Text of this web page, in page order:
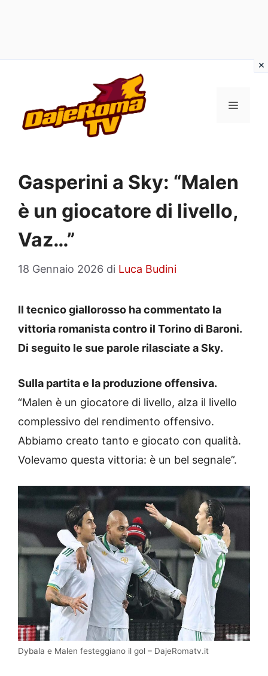
contenuto
MENU
Gasperini a Sky: “Malen
è un giocatore di livello,
Vaz…”
18 Gennaio 2026 di Luca Budini
Il tecnico giallorosso ha commentato la
vittoria romanista contro il Torino di Baroni.
Di seguito le sue parole rilasciate a Sky.
Sulla partita e la produzione offensiva.
“Malen è un giocatore di livello, alza il livello
complessivo del rendimento offensivo.
Abbiamo creato tanto e giocato con qualità.
Volevamo questa vittoria: è un bel segnale”.
Dybala e Malen festeggiano il gol – DajeRomatv.it